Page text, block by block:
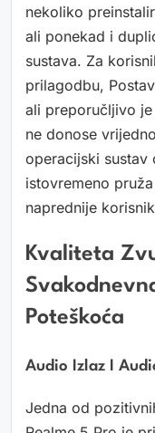
nekoliko
ali ponekad i
sustava. Za
prilagodbu,
ali preporučljivo
ne donose
operacijski sustav
istovremeno
naprednije
Kvaliteta
Poteškoća
Audio Izlaz I
Jedna od